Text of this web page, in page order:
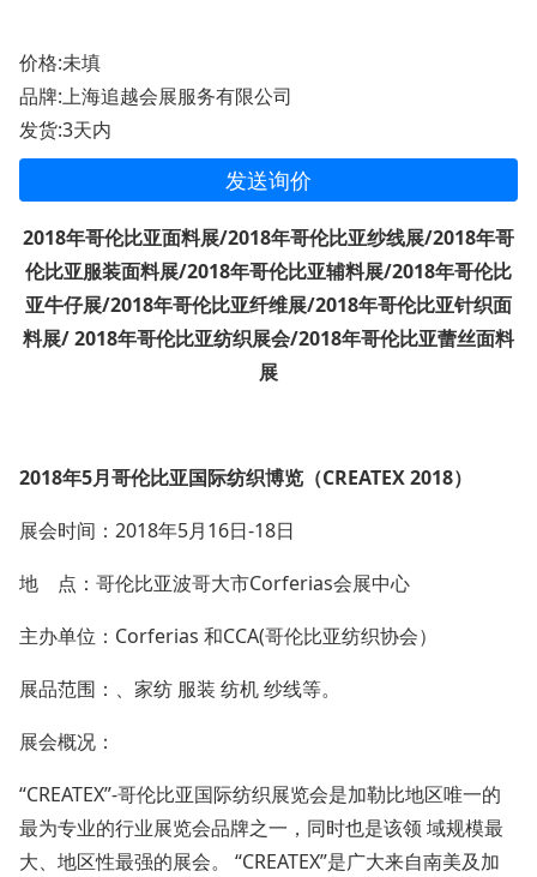
价格:未填
品牌:上海追越会展服务有限公司
发货:3天内
发送询价
2018年哥伦比亚面料展/2018年哥伦比亚纱线展/2018年哥
伦比亚服装面料展/2018年哥伦比亚辅料展/2018年哥伦比
亚牛仔展/2018年哥伦比亚纤维展/2018年哥伦比亚针织面
料展/ 2018年哥伦比亚纺织展会/2018年哥伦比亚蕾丝面料
展
2018年5月哥伦比亚国际纺织博览（CREATEX 2018）
展会时间：2018年5月16日-18日
地 点：哥伦比亚波哥大市Corferias会展中心
主办单位：Corferias 和CCA(哥伦比亚纺织协会）
展品范围：、家纺 服装 纺机 纱线等。
展会概况：
“CREATEX”-哥伦比亚国际纺织展览会是加勒比地区唯一的
最为专业的行业展览会品牌之一，同时也是该领 域规模最
大、地区性最强的展会。 “CREATEX”是广大来自南美及加